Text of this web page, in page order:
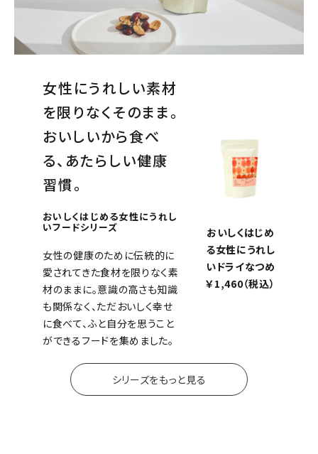
女性にうれしい素材
を限りなくそのまま。
おいしいから食べ
る、あたらしい健康
習慣。
おいしくはじめる女性にうれし
いフードシリーズ
女性の健康のために伝統的に
愛されてきた食材を限りなく素
材のままに。意識の高さも知識
も関係なく、ただおいしく幸せ
に食べて、ふと自分を思うこと
ができるフードを集めました。
おいしくはじめ
る女性にうれし
いドライなつめ
￥1,460（税込）
シリーズをもっと見る